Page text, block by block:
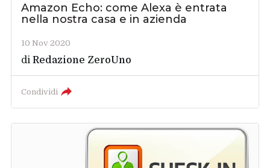
Amazon Echo: come Alexa è entrata
nella nostra casa e in azienda
10 Nov 2020
diRedazione ZeroUno
Condividi